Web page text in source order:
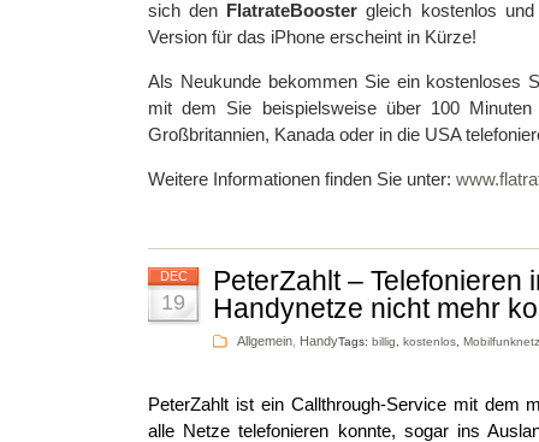
sich den
FlatrateBooster gleich kostenlos
Version für das iPhone erscheint in Kürze!
Als Neukunde bekommen Sie ein kostenloses
mit dem Sie beispielsweise über 100
Großbritannien, Kanada oder in die USA
Weitere Informationen finden Sie unter:
DEC
19
PeterZahlt – Telefonieren
Handynetze nicht mehr
Tags: billig kostenlos Mobilfunknetz
Allgemein Handy
PeterZahlt ist ein Callthrough-Service mit dem
alle Netze telefonieren konnte, sogar ins